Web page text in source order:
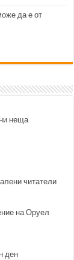
да е от
неща
читатели
на Оруел
ден